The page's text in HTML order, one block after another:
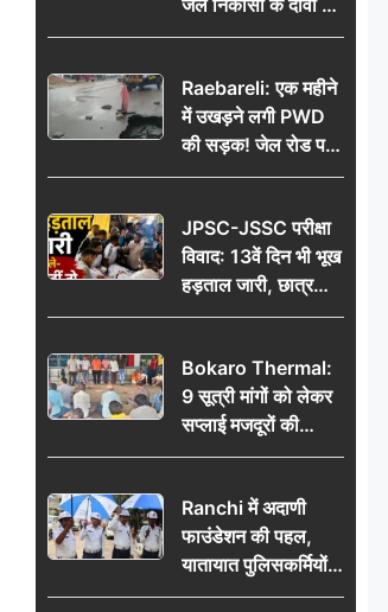
जल निकासी के दावों की
खुली पोल
Raebareli: एक महीने
में उखड़ने लगी PWD
की सड़क! जेल रोड पर
गड्ढे ने खोली निर्माण
की उठी मांग
JPSC-JSSC परीक्षा
विवाद: 13वें दिन भी भूख
हड़ताल जारी, छात्र
बोले- जांच नहीं तो
Bokaro Thermal:
9 सूत्री मांगों को लेकर
सप्लाई मजदूरों की
हुंकार, 12 अगस्त के
Ranchi में अदाणी
फाउंडेशन की पहल,
यातायात पुलिसकर्मियों
को वितरित किए गए छाते